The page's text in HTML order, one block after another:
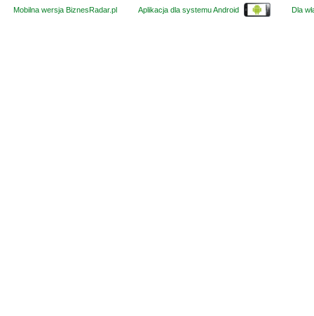
Mobilna wersja BiznesRadar.pl
Aplikacja dla systemu Android Dla